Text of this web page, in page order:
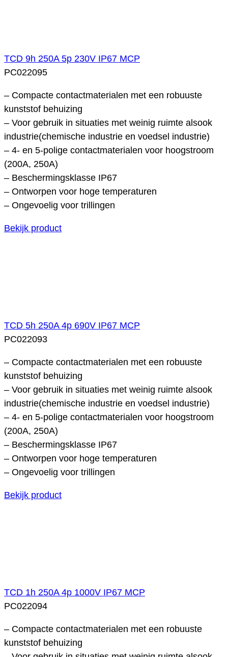
TCD 9h 250A 5p 230V IP67 MCP
PC022095
– Compacte contactmaterialen met een robuuste
kunststof behuizing
– Voor gebruik in situaties met weinig ruimte alsook
industrie(chemische industrie en voedsel industrie)
– 4- en 5-polige contactmaterialen voor hoogstroom
(200A, 250A)
– Beschermingsklasse IP67
– Ontworpen voor hoge temperaturen
– Ongevoelig voor trillingen
Bekijk product
TCD 5h 250A 4p 690V IP67 MCP
PC022093
– Compacte contactmaterialen met een robuuste
kunststof behuizing
– Voor gebruik in situaties met weinig ruimte alsook
industrie(chemische industrie en voedsel industrie)
– 4- en 5-polige contactmaterialen voor hoogstroom
(200A, 250A)
– Beschermingsklasse IP67
– Ontworpen voor hoge temperaturen
– Ongevoelig voor trillingen
Bekijk product
TCD 1h 250A 4p 1000V IP67 MCP
PC022094
– Compacte contactmaterialen met een robuuste
kunststof behuizing